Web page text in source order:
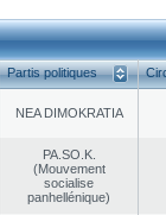
Partis politiques
NEA DΙMOKRATIA
PA.SO.K.
(Mouvement
socialise
panhellénique)